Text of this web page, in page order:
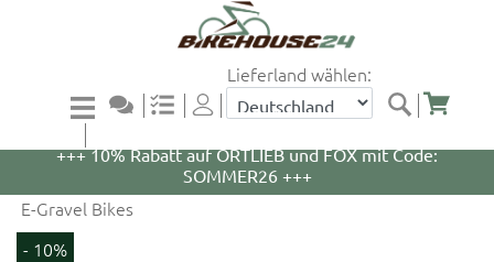
Lieferland wählen:
+++ 5% Rabatt auf WOOM Bikes und Zubehör mit
+++ 10% Rabatt auf ORTLIEB und FOX mit Code:
SOMMER26 +++
E-Gravel Bikes
- 10%